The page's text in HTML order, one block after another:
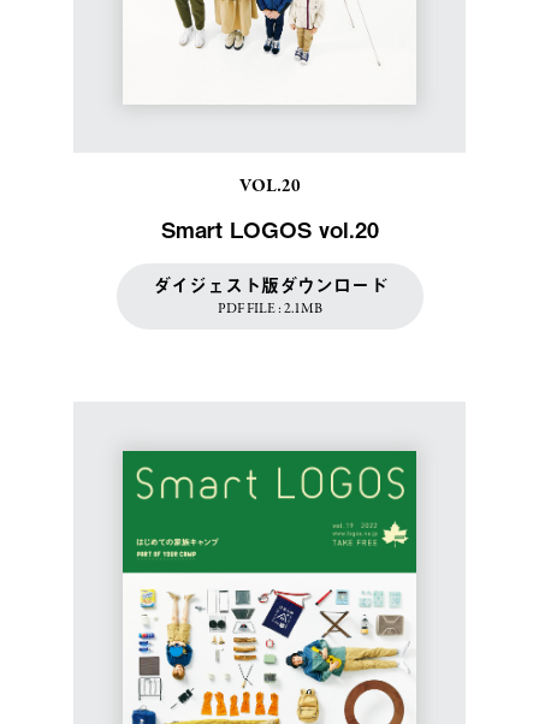
VOL.20
Smart LOGOS vol.20
ダイジェスト版ダウンロード
PDF FILE : 2.1MB